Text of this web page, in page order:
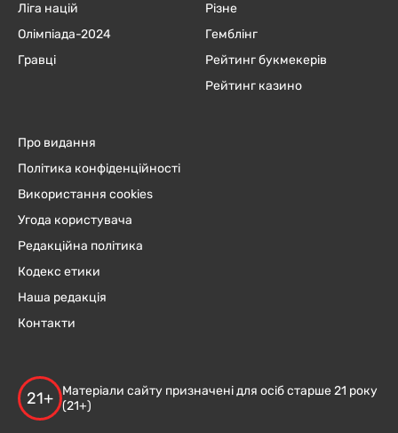
Ліга націй
Олімпіада-2024
Гравці
Різне
Гемблінг
Рейтинг букмекерів
Рейтинг казино
Про видання
Політика конфіденційності
Використання cookies
Угода користувача
Редакційна політика
Кодекс етики
Наша редакція
Контакти
21+
Матеріали сайту призначені для осіб старше 21 року
(21+)